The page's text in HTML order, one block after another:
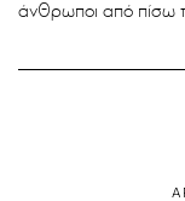
άνθρωποι από πίσω